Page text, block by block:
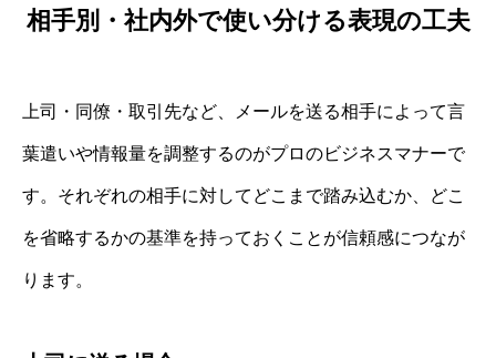
相手別・社内外で使い分ける表現の工夫
上司・同僚・取引先など、メールを送る相手によって言
葉遣いや情報量を調整するのがプロのビジネスマナーで
す。それぞれの相手に対してどこまで踏み込むか、どこ
を省略するかの基準を持っておくことが信頼感につなが
ります。